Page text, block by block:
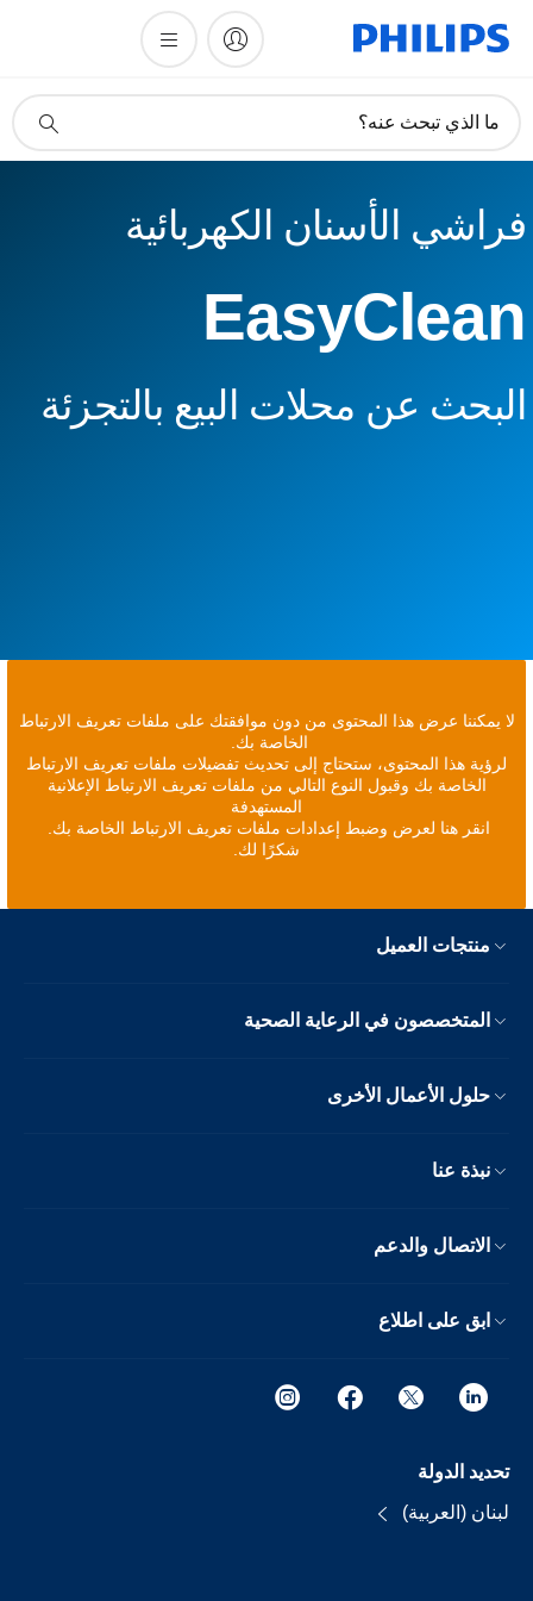
دعم
ما الذي تبحث عنه؟
فراشي الأسنان الكهربائية
EasyClean
البحث عن محلات البيع بالتجزئة
لا يمكننا عرض هذا المحتوى من دون موافقتك على ملفات تعريف الارتباط
الخاصة بك.
لرؤية هذا المحتوى، ستحتاج إلى تحديث تفضيلات ملفات تعريف الارتباط
الخاصة بك وقبول النوع التالي من ملفات تعريف الارتباط الإعلانية
المستهدفة
انقر هنا لعرض وضبط إعدادات ملفات تعريف الارتباط الخاصة بك.
شكرًا لك.
منتجات العميل
المتخصصون في الرعاية الصحية
حلول الأعمال الأخرى
نبذة عنا
الاتصال والدعم
ابق على اطلاع
تحديد الدولة
لبنان (العربية)